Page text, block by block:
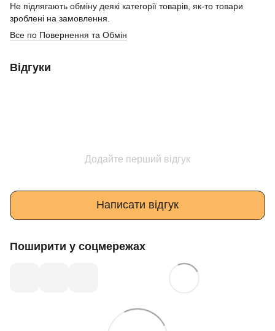
Не підлягають обміну деякі категорії товарів, як-то товари
зроблені на замовлення.
Все по Повернення та Обмін
Відгуки
Додайте перший відгук
Написати відгук
Поширити у соцмережах